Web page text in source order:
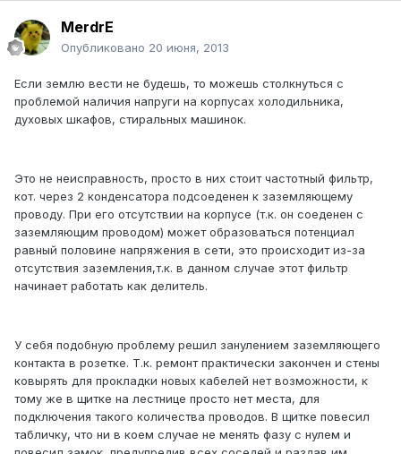
MerdrE
Опубликовано 20 июня, 2013
Если землю вести не будешь, то можешь столкнуться с
проблемой наличия напруги на корпусах холодильника,
духовых шкафов, стиральных машинок.
Это не неисправность, просто в них стоит частотный фильтр,
кот. через 2 конденсатора подсоеденен к заземляющему
проводу. При его отсутствии на корпусе (т.к. он соеденен с
заземляющим проводом) может образоваться потенциал
равный половине напряжения в сети, это происходит из-за
отсутствия заземления,т.к. в данном случае этот фильтр
начинает работать как делитель.
У себя подобную проблему решил занулением заземляющего
контакта в розетке. Т.к. ремонт практически закончен и стены
ковырять для прокладки новых кабелей нет возможности, к
тому же в щитке на лестнице просто нет места, для
подключения такого количества проводов. В щитке повесил
табличку, что ни в коем случае не менять фазу с нулем и